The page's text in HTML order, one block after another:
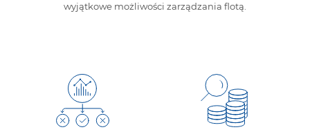
wyjątkowe możliwości zarządzania flotą.